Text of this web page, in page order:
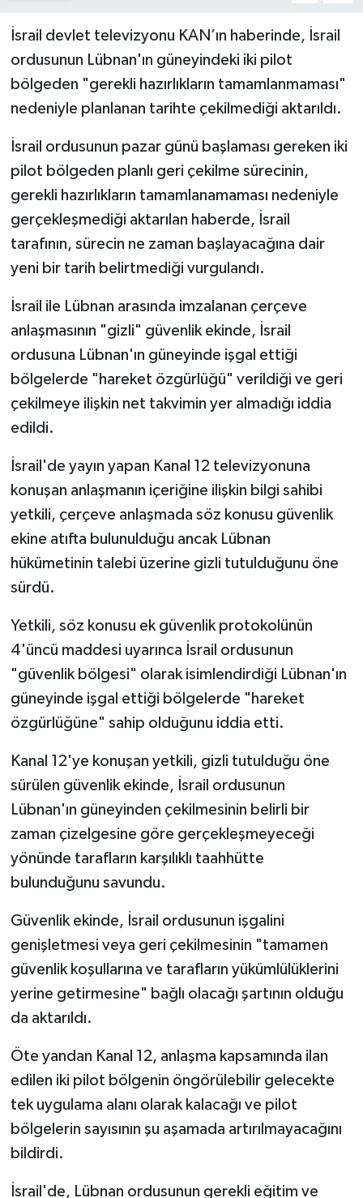
İsrail devlet televizyonu KAN’ın haberinde, İsrail
ordusunun Lübnan'ın güneyindeki iki pilot
bölgeden "gerekli hazırlıkların tamamlanmaması"
nedeniyle planlanan tarihte çekilmediği aktarıldı.
İsrail ordusunun pazar günü başlaması gereken iki
pilot bölgeden planlı geri çekilme sürecinin,
gerekli hazırlıkların tamamlanamaması nedeniyle
gerçekleşmediği aktarılan haberde, İsrail
tarafının, sürecin ne zaman başlayacağına dair
yeni bir tarih belirtmediği vurgulandı.
İsrail ile Lübnan arasında imzalanan çerçeve
anlaşmasının "gizli" güvenlik ekinde, İsrail
ordusuna Lübnan'ın güneyinde işgal ettiği
bölgelerde "hareket özgürlüğü" verildiği ve geri
çekilmeye ilişkin net takvimin yer almadığı iddia
edildi.
İsrail'de yayın yapan Kanal 12 televizyonuna
konuşan anlaşmanın içeriğine ilişkin bilgi sahibi
yetkili, çerçeve anlaşmada söz konusu güvenlik
ekine atıfta bulunulduğu ancak Lübnan
hükümetinin talebi üzerine gizli tutulduğunu öne
sürdü.
Yetkili, söz konusu ek güvenlik protokolünün
4'üncü maddesi uyarınca İsrail ordusunun
"güvenlik bölgesi" olarak isimlendirdiği Lübnan'ın
güneyinde işgal ettiği bölgelerde "hareket
özgürlüğüne" sahip olduğunu iddia etti.
Kanal 12'ye konuşan yetkili, gizli tutulduğu öne
sürülen güvenlik ekinde, İsrail ordusunun
Lübnan'ın güneyinden çekilmesinin belirli bir
zaman çizelgesine göre gerçekleşmeyeceği
yönünde tarafların karşılıklı taahhütte
bulunduğunu savundu.
Güvenlik ekinde, İsrail ordusunun işgalini
genişletmesi veya geri çekilmesinin "tamamen
güvenlik koşullarına ve tarafların yükümlülüklerini
yerine getirmesine" bağlı olacağı şartının olduğu
da aktarıldı.
Öte yandan Kanal 12, anlaşma kapsamında ilan
edilen iki pilot bölgenin öngörülebilir gelecekte
tek uygulama alanı olarak kalacağı ve pilot
bölgelerin sayısının şu aşamada artırılmayacağını
bildirdi.
İsrail'de, Lübnan ordusunun gerekli eğitim ve